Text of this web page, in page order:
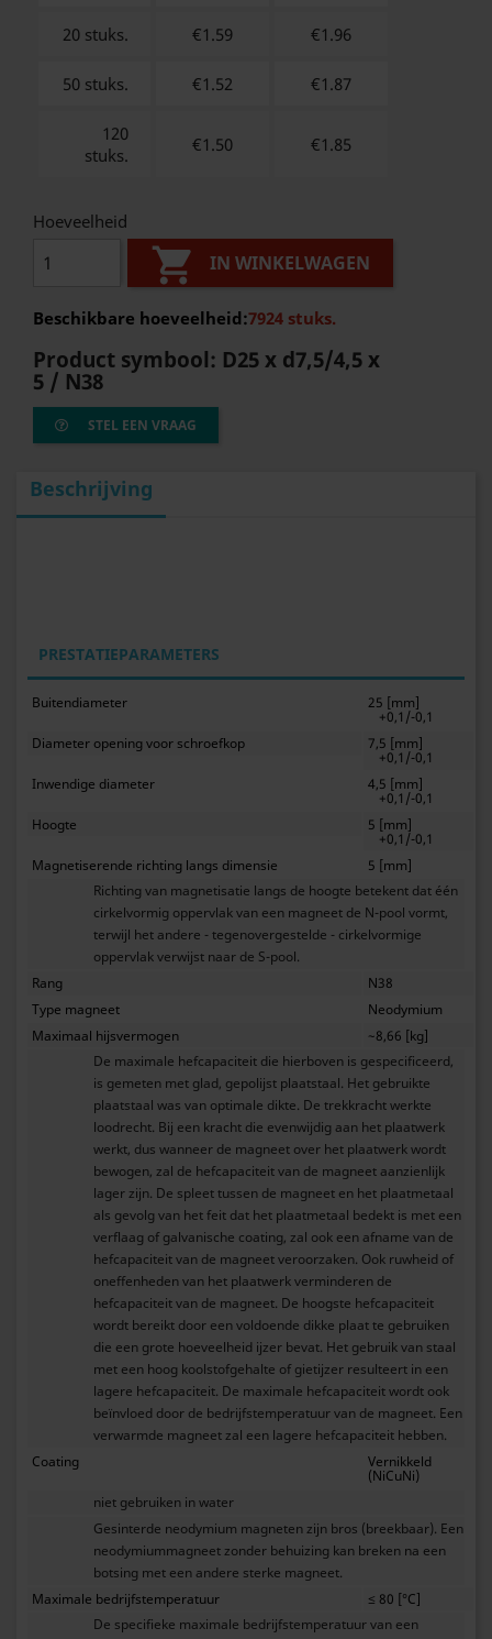
20 stuks. €1.59 €1.96
50 stuks. €1.52 €1.87
120
stuks.
€1.50 €1.85
Hoeveelheid
 IN WINKELWAGEN
Beschikbare hoeveelheid:7924 stuks.
Product symbool: D25 x d7,5/4,5 x
5 / N38
STEL EEN VRAAG
Beschrijving
PRESTATIEPARAMETERS
Buitendiameter 25 [mm]
+0,1/-0,1
Diameter opening voor schroefkop
7,5 [mm]
+0,1/-0,1
Inwendige diameter
4,5 [mm]
+0,1/-0,1
Hoogte
5 [mm]
+0,1/-0,1
Magnetiserende richting langs dimensie
5 [mm]
Richting van magnetisatie langs de hoogte betekent dat één
cirkelvormig oppervlak van een magneet de N-pool vormt,
terwijl het andere - tegenovergestelde - cirkelvormige
oppervlak verwijst naar de S-pool.
Rang
N38
Type magneet
Neodymium
Maximaal hijsvermogen
~8,66 [kg]
De maximale hefcapaciteit die hierboven is gespecificeerd,
is gemeten met glad, gepolijst plaatstaal. Het gebruikte
plaatstaal was van optimale dikte. De trekkracht werkte
loodrecht. Bij een kracht die evenwijdig aan het plaatwerk
werkt, dus wanneer de magneet over het plaatwerk wordt
bewogen, zal de hefcapaciteit van de magneet aanzienlijk
lager zijn. De spleet tussen de magneet en het plaatmetaal
als gevolg van het feit dat het plaatmetaal bedekt is met een
verflaag of galvanische coating, zal ook een afname van de
hefcapaciteit van de magneet veroorzaken. Ook ruwheid of
oneffenheden van het plaatwerk verminderen de
hefcapaciteit van de magneet. De hoogste hefcapaciteit
wordt bereikt door een voldoende dikke plaat te gebruiken
die een grote hoeveelheid ijzer bevat. Het gebruik van staal
met een hoog koolstofgehalte of gietijzer resulteert in een
lagere hefcapaciteit. De maximale hefcapaciteit wordt ook
beïnvloed door de bedrijfstemperatuur van de magneet. Een
verwarmde magneet zal een lagere hefcapaciteit hebben.
Coating
Vernikkeld
(NiCuNi)
niet gebruiken in water
Gesinterde neodymium magneten zijn bros (breekbaar). Een
neodymiummagneet zonder behuizing kan breken na een
botsing met een andere sterke magneet.
Maximale bedrijfstemperatuur
≤ 80 [°C]
De specifieke maximale bedrijfstemperatuur van een